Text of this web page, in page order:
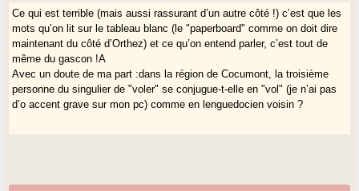
Ce qui est terrible (mais aussi rassurant d’un autre côté !) c’est que les
mots qu’on lit sur le tableau blanc (le "paperboard" comme on doit dire
maintenant du côté d’Orthez) et ce qu’on entend parler, c’est tout de
même du gascon !A
Avec un doute de ma part :dans la région de Cocumont, la troisième
personne du singulier de "voler" se conjugue-t-elle en "vol" (je n’ai pas
d’o accent grave sur mon pc) comme en lenguedocien voisin ?